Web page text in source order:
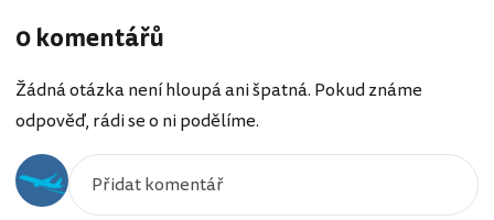
0 komentářů
Žádná otázka není hloupá ani špatná. Pokud známe
odpověď, rádi se o ni podělíme.